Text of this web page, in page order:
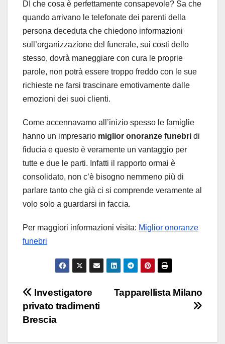
DI che cosa è perfettamente consapevole? Sa che
quando arrivano le telefonate dei parenti della
persona deceduta che chiedono informazioni
sull’organizzazione del funerale, sui costi dello
stesso, dovrà maneggiare con cura le proprie
parole, non potrà essere troppo freddo con le sue
richieste ne farsi trascinare emotivamente dalle
emozioni dei suoi clienti.
Come accennavamo all’inizio spesso le famiglie
hanno un impresario miglior onoranze funebri di
fiducia e questo è veramente un vantaggio per
tutte e due le parti. Infatti il rapporto ormai è
consolidato, non c’è bisogno nemmeno più di
parlare tanto che già ci si comprende veramente al
volo solo a guardarsi in faccia.
Per maggiori informazioni visita: Miglior onoranze
funebri
Navigazione
articoli
Tapparellista Milano
Investigatore
privato tradimenti
Brescia